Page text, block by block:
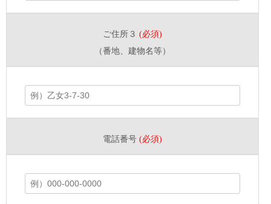
ご住所３ (必須)
（番地、建物名等）
電話番号 (必須)